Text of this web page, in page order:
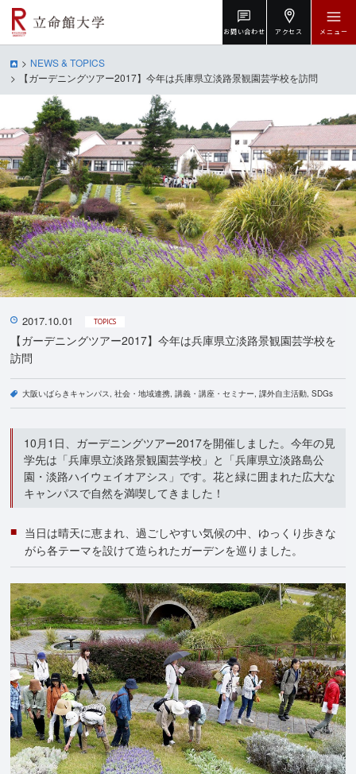
お問い合わせ アクセス メニュー
NEWS & TOPICS
【ガーデニングツアー2017】今年は兵庫県立淡路景観園芸学校を訪問
2017.10.01 TOPICS
【ガーデニングツアー2017】今年は兵庫県立淡路景観園芸学校を
訪問
大阪いばらきキャンパス 社会・地域連携 講義・講座・セミナー 課外自主活動 SDGs
10月1日、ガーデニングツアー2017を開催しました。今年の見
学先は「兵庫県立淡路景観園芸学校」と「兵庫県立淡路島公
園・淡路ハイウェイオアシス」です。花と緑に囲まれた広大な
キャンパスで自然を満喫してきました！
当日は晴天に恵まれ、過ごしやすい気候の中、ゆっくり歩きな
がら各テーマを設けて造られたガーデンを巡りました。